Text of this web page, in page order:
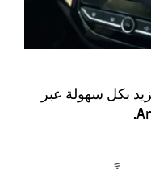
بكل سهولة عبر
.